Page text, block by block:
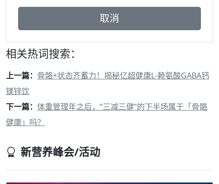
相关热词搜索：
上一篇： 骨骼+状态齐蓄力！揭秘亿超健康L-赖氨酸GABA钙
镁锌饮
下一篇： 体重管理年之后，“三减三健”的下半场属于「骨骼
健康」吗？
新营养峰会/活动